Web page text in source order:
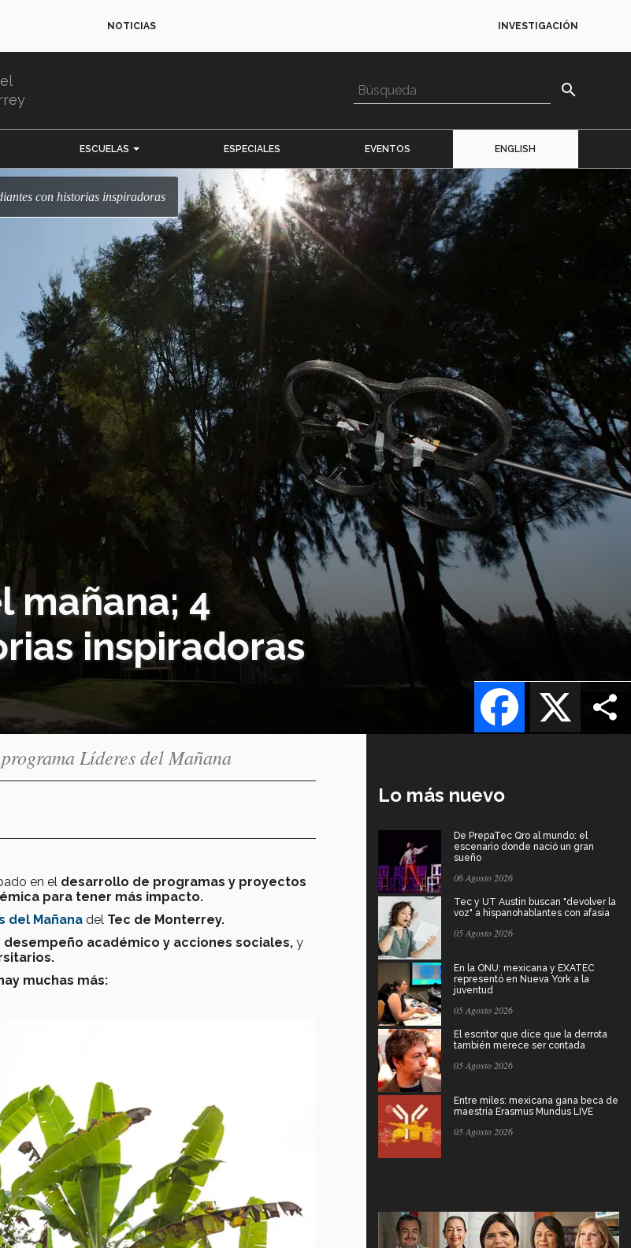
NOTICIAS INVESTIGACIÓN
search
ESCUELAS ESPECIALES EVENTOS ENGLISH
con historias inspiradoras
mañana; 4
inspiradoras
X
Facebook
Líderes del Mañana
en el desarrollo de programas y proyectos
para tener más impacto.
del Mañana del Tec de Monterrey.
académico y acciones sociales, y
muchas más:
Lo más nuevo
De PrepaTec Qro al mundo: el
escenario donde nació un gran
sueño
06 Agosto 2026
Tec y UT Austin buscan "devolver la
voz" a hispanohablantes con afasia
05 Agosto 2026
En la ONU: mexicana y EXATEC
representó en Nueva York a la
juventud
05 Agosto 2026
El escritor que dice que la derrota
también merece ser contada
05 Agosto 2026
Entre miles: mexicana gana beca de
maestría Erasmus Mundus LIVE
05 Agosto 2026